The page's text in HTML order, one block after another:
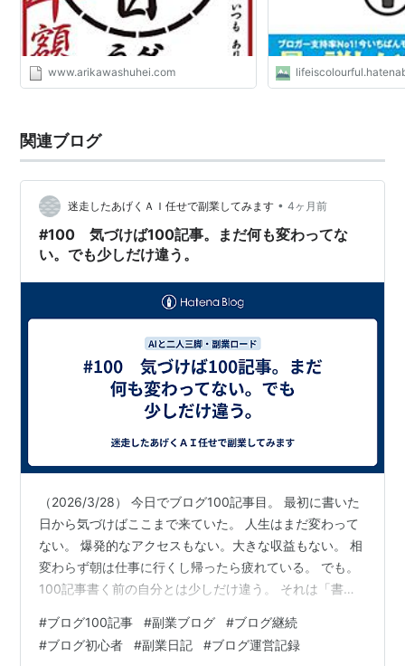
www.arikawashuhei.com
関連ブログ
迷走したあげくＡＩ任せで副業してみます • 4ヶ月前
#100 気づけば100記事。まだ何も変わってな
い。でも少しだけ違う。
（2026/3/28） 今日でブログ100記事目。 最初に書いた
日から気づけばここまで来ていた。 人生はまだ変わって
ない。 爆発的なアクセスもない。大きな収益もない。 相
変わらず朝は仕事に行くし帰ったら疲れている。 でも。
100記事書く前の自分とは少しだけ違う。 それは「書く
のにめちゃくちゃ時間がかかった。 何を書けばいいか分
からない。これでいいのか不安。誰も読まないんじゃな
#ブログ100記事 #副業ブログ #ブログ継続
#ブログ初心者 #副業日記 #ブログ運営記録